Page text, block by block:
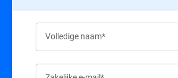
Volledige naam*